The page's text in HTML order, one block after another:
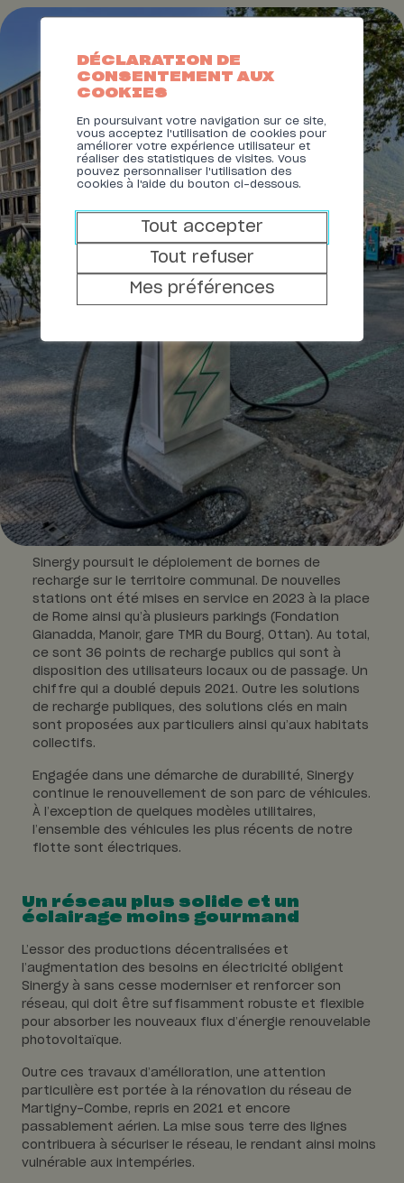
Sinergy poursuit le déploiement de bornes de
recharge sur le territoire communal. De nouvelles
stations ont été mises en service en 2023 à la place
de Rome ainsi qu’à plusieurs parkings (Fondation
Gianadda, Manoir, gare TMR du Bourg, Ottan). Au total,
ce sont 36 points de recharge publics qui sont à
disposition des utilisateurs locaux ou de passage. Un
chiffre qui a doublé depuis 2021. Outre les solutions
de recharge publiques, des solutions clés en main
sont proposées aux particuliers ainsi qu’aux habitats
collectifs.
Engagée dans une démarche de durabilité, Sinergy
continue le renouvellement de son parc de véhicules.
À l’exception de quelques modèles utilitaires,
l’ensemble des véhicules les plus récents de notre
flotte sont électriques.
Un réseau plus solide et un
éclairage moins gourmand
L’essor des productions décentralisées et
l’augmentation des besoins en électricité obligent
Sinergy à sans cesse moderniser et renforcer son
réseau, qui doit être suffisamment robuste et flexible
pour absorber les nouveaux flux d’énergie renouvelable
photovoltaïque.
Outre ces travaux d’amélioration, une attention
particulière est portée à la rénovation du réseau de
Martigny-Combe, repris en 2021 et encore
passablement aérien. La mise sous terre des lignes
contribuera à sécuriser le réseau, le rendant ainsi moins
vulnérable aux intempéries.
DÉCLARATION DE
CONSENTEMENT AUX
COOKIES
En poursuivant votre navigation sur ce site,
vous acceptez l'utilisation de cookies pour
améliorer votre expérience utilisateur et
réaliser des statistiques de visites. Vous
pouvez personnaliser l'utilisation des
cookies à l'aide du bouton ci-dessous.
Tout accepter
Tout refuser
Mes préférences